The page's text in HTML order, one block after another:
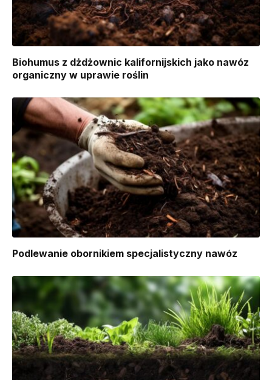
Biohumus z dżdżownic kalifornijskich jako nawóz
organiczny w uprawie roślin
Podlewanie obornikiem specjalistyczny nawóz